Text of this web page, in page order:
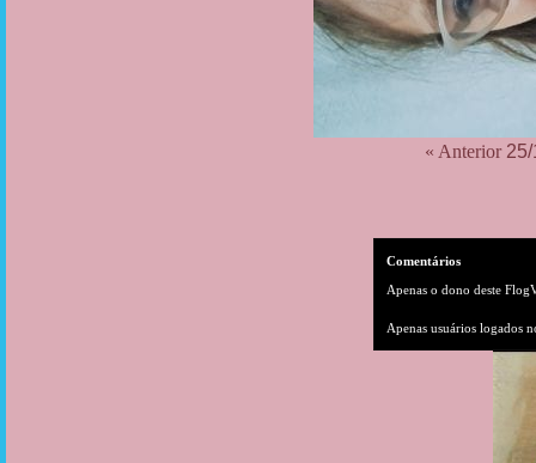
« Anterior25/
Comentários
Apenas o dono deste
Apenas usuários logados